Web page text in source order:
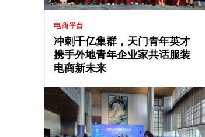
电商平台
冲刺千亿集群，天门青年英才
携手外地青年企业家共话服装
电商新未来